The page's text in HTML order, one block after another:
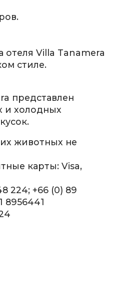
Villa Tanamera
стиле.
представлен
и холодных
животных не
карты: Visa,
224; +66 (0) 89
8956441